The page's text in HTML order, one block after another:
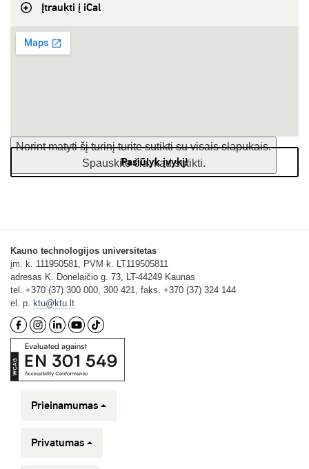
Įtraukti į iCal
Norint matyti šį turinį turite sutikti su visais slapukais.
Spauskite čia, kad sutikti.
Pasiūlyk įvykį!
Kauno technologijos universitetas
įm. k. 111950581, PVM k. LT119505811
adresas K. Donelaičio g. 73, LT-44249 Kaunas
tel. +370 (37) 300 000, 300 421, faks. +370 (37) 324 144
el. p. ktu@ktu.lt
Prieinamumas
Privatumas